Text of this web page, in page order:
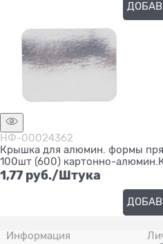
НФ-00024362
Крышка для алюмин. формы
100шт (600) картонно-
1,77 руб./Штука
Информация